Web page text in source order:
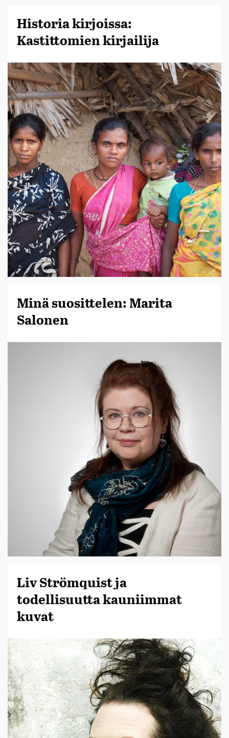
Historia kirjoissa:
Kastittomien kirjailija
Minä suosittelen: Marita
Salonen
Liv Strömquist ja
todellisuutta kauniimmat
kuvat